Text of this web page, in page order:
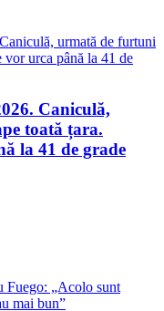
Caniculă,
toată țara.
la 41 de grade